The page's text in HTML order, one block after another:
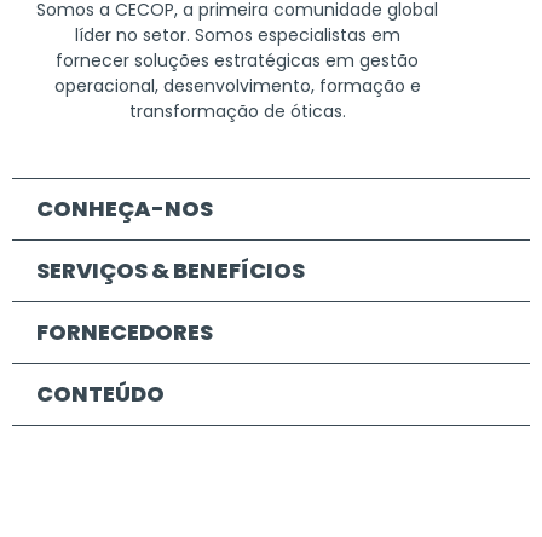
Somos a CECOP, a primeira comunidade global
líder no setor. Somos especialistas em
fornecer soluções estratégicas em gestão
operacional, desenvolvimento, formação e
transformação de óticas.
CONHEÇA-NOS
SERVIÇOS & BENEFÍCIOS
FORNECEDORES
CONTEÚDO